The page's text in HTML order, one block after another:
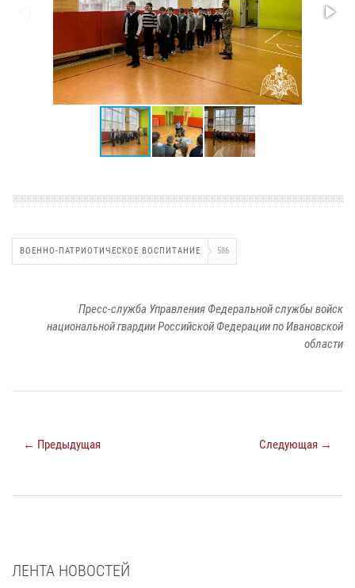
ВОЕННО-ПАТРИОТИЧЕСКОЕ ВОСПИТАНИЕ 586
Пресс-служба Управления Федеральной службы войск
национальной гвардии Российской Федерации по Ивановской
области
← Предыдущая Следующая →
ЛЕНТА НОВОСТЕЙ